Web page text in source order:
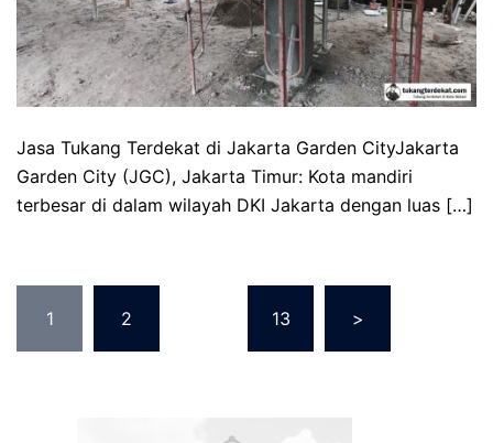
Jasa Tukang Terdekat di Jakarta Garden CityJakarta
Garden City (JGC), Jakarta Timur: Kota mandiri
terbesar di dalam wilayah DKI Jakarta dengan luas […]
pagination
1 2 13 >